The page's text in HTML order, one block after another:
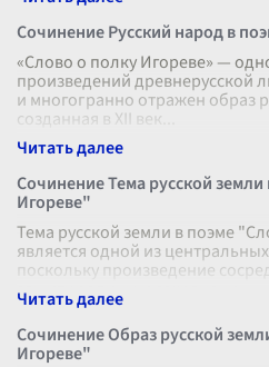
Сочинение Русский народ в
«Слово о полку Игореве» —
произведений древнерусской
и многогранно отражен образ
созданная в XII век
Сочинение Тема русской
Игореве"
Тема русской земли в поэме
является одной из
поскольку произведение
защиту родины и сохранени
Сочинение Образ русской
Игореве"